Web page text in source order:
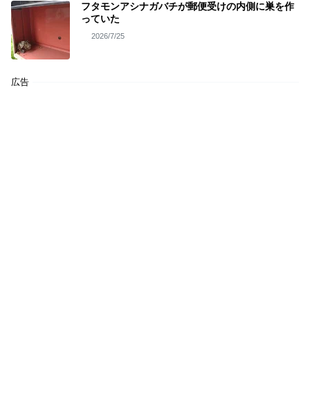
フタモンアシナガバチが郵便受けの内側に巣を作
っていた
2026/7/25
広告